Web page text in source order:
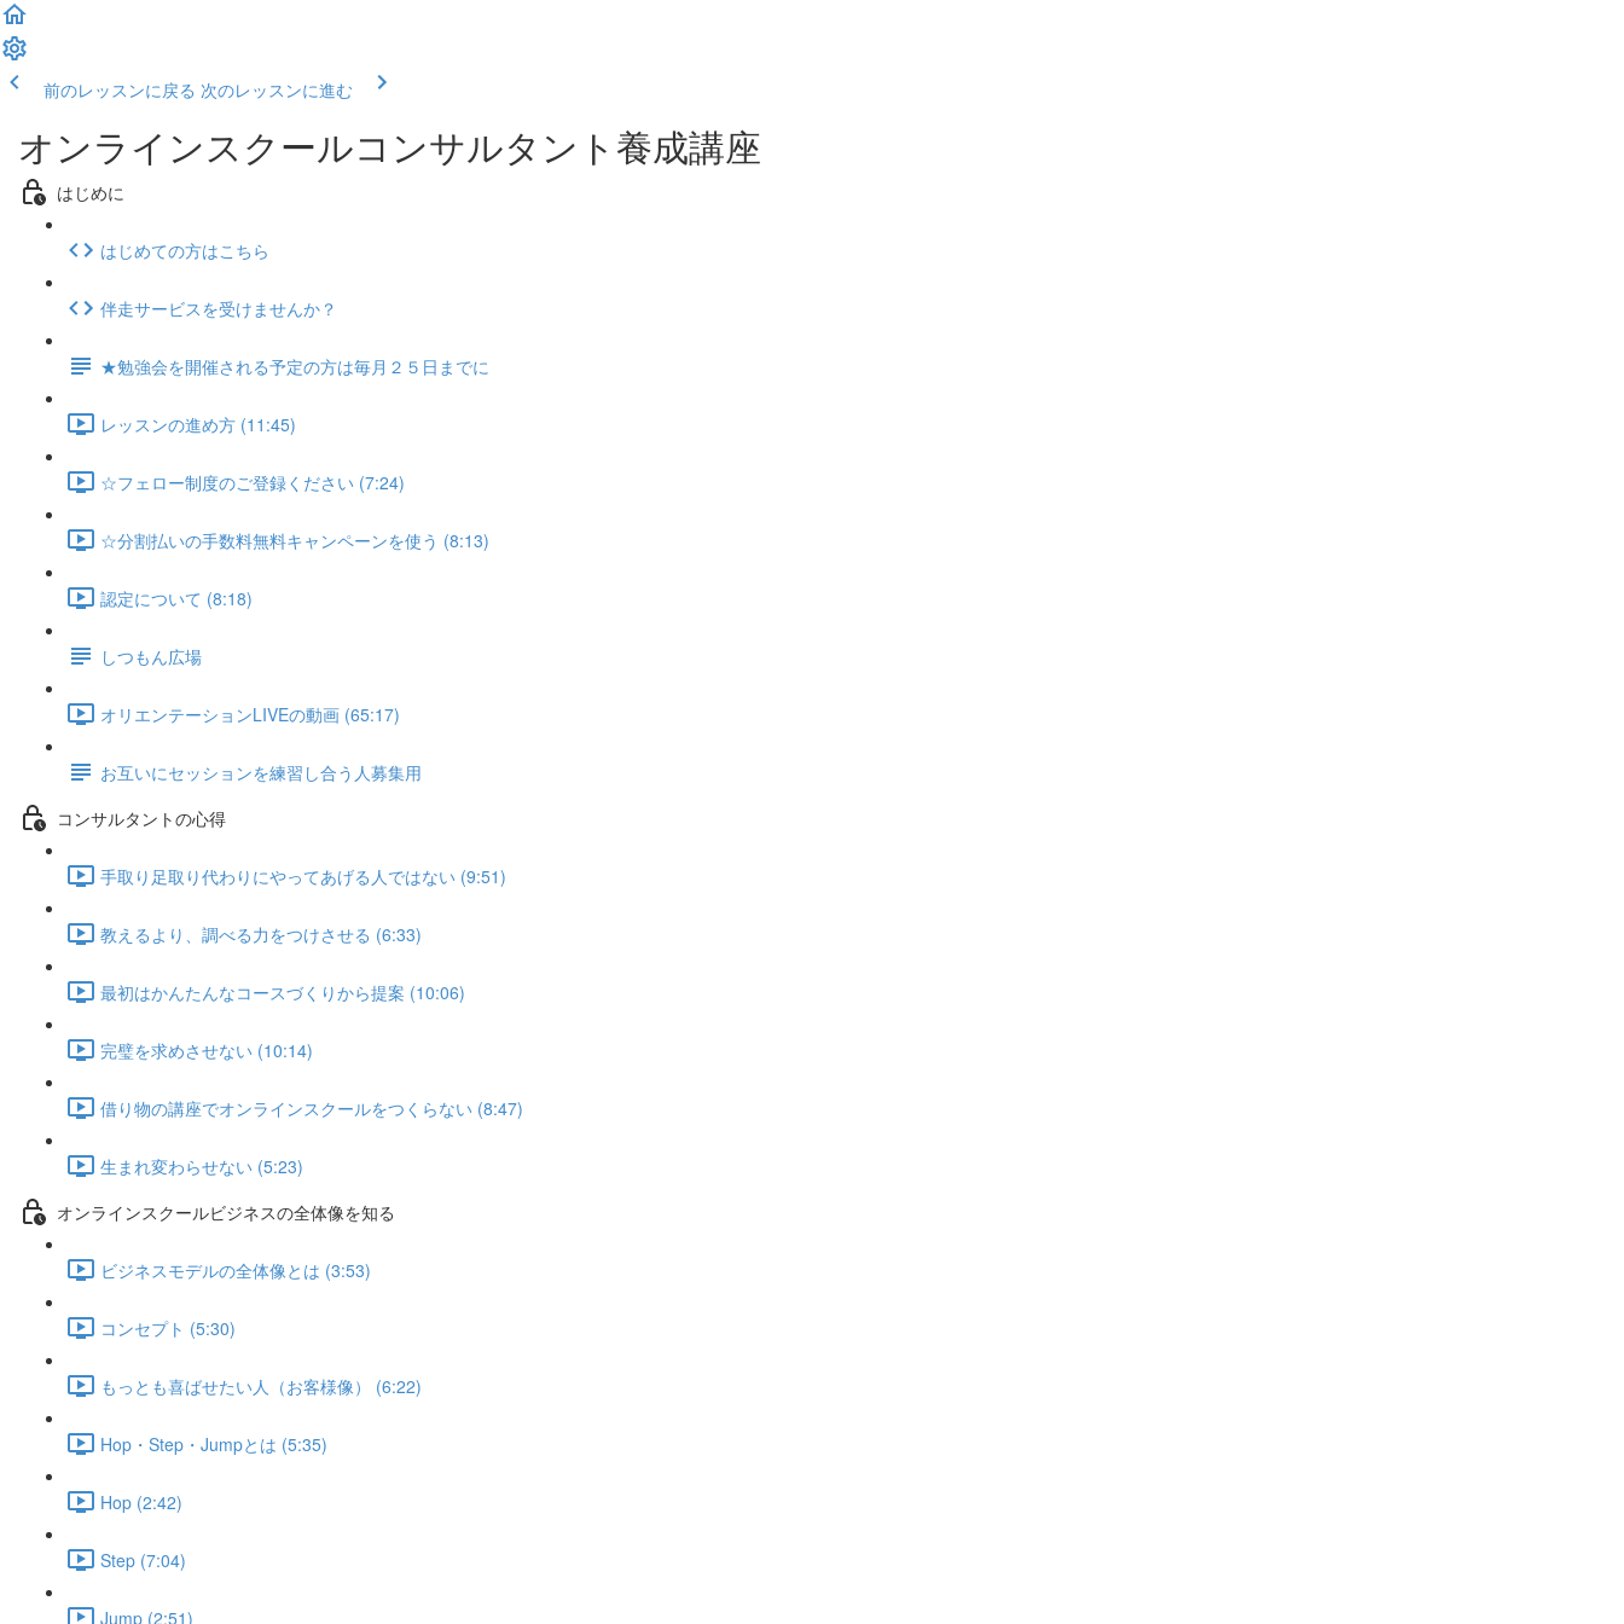
前のレッスンに戻る 次のレッスンに進む
オンラインスクールコンサルタント養成講座
はじめに
はじめての方はこちら
伴走サービスを受けませんか？
★勉強会を開催される予定の方は毎月２５日までに
レッスンの進め方 (11:45)
☆フェロー制度のご登録ください (7:24)
☆分割払いの手数料無料キャンペーンを使う (8:13)
認定について (8:18)
しつもん広場
オリエンテーションLIVEの動画 (65:17)
お互いにセッションを練習し合う人募集用
コンサルタントの心得
手取り足取り代わりにやってあげる人ではない (9:51)
教えるより、調べる力をつけさせる (6:33)
最初はかんたんなコースづくりから提案 (10:06)
完璧を求めさせない (10:14)
借り物の講座でオンラインスクールをつくらない (8:47)
生まれ変わらせない (5:23)
オンラインスクールビジネスの全体像を知る
ビジネスモデルの全体像とは (3:53)
コンセプト (5:30)
もっとも喜ばせたい人（お客様像） (6:22)
Hop・Step・Jumpとは (5:35)
Hop (2:42)
Step (7:04)
Jump (2:51)